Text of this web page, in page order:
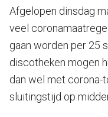
Afgelopen dinsdag
veel
gaan worden per 25
discotheken mogen
dan wel met corona-
sluitingstijd op